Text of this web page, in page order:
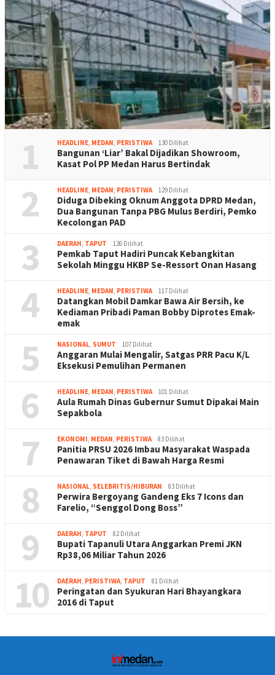
1 HEADLINE, MEDAN, PERISTIWA 130 Dilihat
Bangunan ‘Liar’ Bakal Dijadikan Showroom,
Kasat Pol PP Medan Harus Bertindak
2 HEADLINE, MEDAN, PERISTIWA 129 Dilihat
Diduga Dibeking Oknum Anggota DPRD Medan,
Dua Bangunan Tanpa PBG Mulus Berdiri, Pemko
Kecolongan PAD
3 DAERAH, TAPUT 126 Dilihat
Pemkab Taput Hadiri Puncak Kebangkitan
Sekolah Minggu HKBP Se-Ressort Onan Hasang
4 HEADLINE, MEDAN, PERISTIWA 117 Dilihat
Datangkan Mobil Damkar Bawa Air Bersih, ke
Kediaman Pribadi Paman Bobby Diprotes Emak-
emak
5 NASIONAL, SUMUT 107 Dilihat
Anggaran Mulai Mengalir, Satgas PRR Pacu K/L
Eksekusi Pemulihan Permanen
6 HEADLINE, MEDAN, PERISTIWA 101 Dilihat
Aula Rumah Dinas Gubernur Sumut Dipakai Main
Sepakbola
7 EKONOMI, MEDAN, PERISTIWA 83 Dilihat
Panitia PRSU 2026 Imbau Masyarakat Waspada
Penawaran Tiket di Bawah Harga Resmi
8 NASIONAL, SELEBRITIS/HIBURAN 83 Dilihat
Perwira Bergoyang Gandeng Eks 7 Icons dan
Farelio, “Senggol Dong Boss”
9 DAERAH, TAPUT 82 Dilihat
Bupati Tapanuli Utara Anggarkan Premi JKN
Rp38,06 Miliar Tahun 2026
10 DAERAH, PERISTIWA, TAPUT 81 Dilihat
Peringatan dan Syukuran Hari Bhayangkara
2016 di Taput